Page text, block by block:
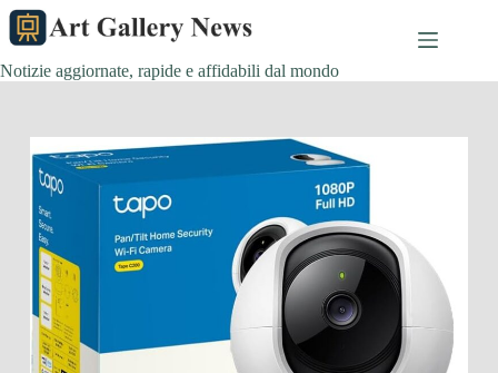
Salta
contenuto
Notizie aggiornate, rapide e affidabili dal mondo